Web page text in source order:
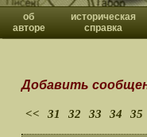
об
авторе
историческая
справка
Добавить
<< 31 32 33 34 35